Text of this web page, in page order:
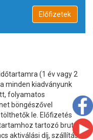
(1 év vagy 2
minden kiadványunk
folyamatos
böngészővel
le. Előfizetés
tartozó bruttó
aktiválási díj, szállítási